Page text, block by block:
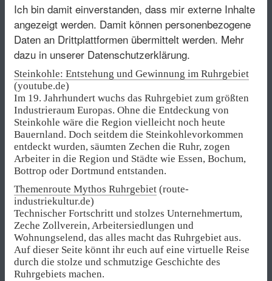
Ich bin damit einverstanden, dass mir externe Inhalte
angezeigt werden. Damit können personenbezogene
Daten an Drittplattformen übermittelt werden. Mehr
dazu in unserer Datenschutzerklärung.
Steinkohle: Entstehung und Gewinnung im Ruhrgebiet
(youtube.de)
Im 19. Jahrhundert wuchs das Ruhrgebiet zum größten
Industrieraum Europas. Ohne die Entdeckung von
Steinkohle wäre die Region vielleicht noch heute
Bauernland. Doch seitdem die Steinkohlevorkommen
entdeckt wurden, säumten Zechen die Ruhr, zogen
Arbeiter in die Region und Städte wie Essen, Bochum,
Bottrop oder Dortmund entstanden.
Themenroute Mythos Ruhrgebiet (route-
industriekultur.de)
Technischer Fortschritt und stolzes Unternehmertum,
Zeche Zollverein, Arbeitersiedlungen und
Wohnungselend, das alles macht das Ruhrgebiet aus.
Auf dieser Seite könnt ihr euch auf eine virtuelle Reise
durch die stolze und schmutzige Geschichte des
Ruhrgebiets machen.